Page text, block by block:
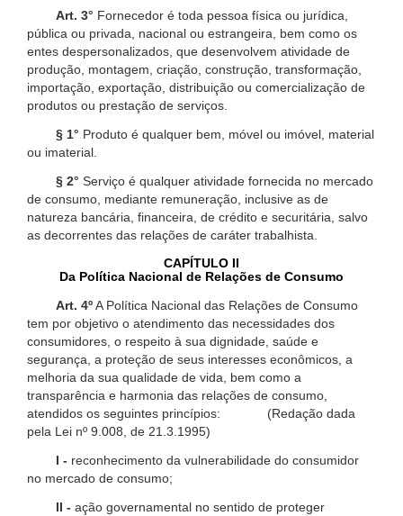
Art. 3° Fornecedor é toda pessoa física ou jurídica,
pública ou privada, nacional ou estrangeira, bem como os
entes despersonalizados, que desenvolvem atividade de
produção, montagem, criação, construção, transformação,
importação, exportação, distribuição ou comercialização de
produtos ou prestação de serviços.
§ 1° Produto é qualquer bem, móvel ou imóvel, material
ou imaterial.
§ 2° Serviço é qualquer atividade fornecida no mercado
de consumo, mediante remuneração, inclusive as de
natureza bancária, financeira, de crédito e securitária, salvo
as decorrentes das relações de caráter trabalhista.
CAPÍTULO II
Da Política Nacional de Relações de Consumo
Art. 4ºA Política Nacional das Relações de Consumo
tem por objetivo o atendimento das necessidades dos
consumidores, o respeito à sua dignidade, saúde e
segurança, a proteção de seus interesses econômicos, a
melhoria da sua qualidade de vida, bem como a
transparência e harmonia das relações de consumo,
atendidos os seguintes princípios: (Redação dada
pela Lei nº 9.008, de 21.3.1995)
I - reconhecimento da vulnerabilidade do consumidor
no mercado de consumo;
II - ação governamental no sentido de proteger